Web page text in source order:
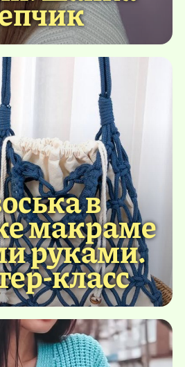
в
макраме
руками.
класс